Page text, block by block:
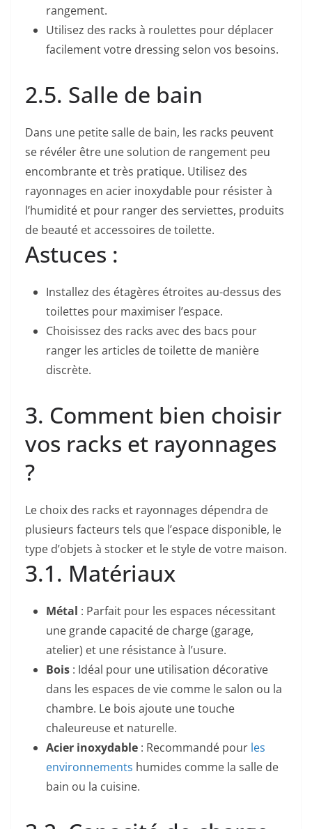
rangement.
Utilisez des racks à roulettes pour déplacer
facilement votre dressing selon vos besoins.
2.5. Salle de bain
Dans une petite salle de bain, les racks peuvent
se révéler être une solution de rangement peu
encombrante et très pratique. Utilisez des
rayonnages en acier inoxydable pour résister à
l’humidité et pour ranger des serviettes, produits
de beauté et accessoires de toilette.
Astuces :
Installez des étagères étroites au-dessus des
toilettes pour maximiser l’espace.
Choisissez des racks avec des bacs pour
ranger les articles de toilette de manière
discrète.
3. Comment bien choisir
vos racks et rayonnages
?
Le choix des racks et rayonnages dépendra de
plusieurs facteurs tels que l’espace disponible, le
type d’objets à stocker et le style de votre maison.
3.1. Matériaux
Métal : Parfait pour les espaces nécessitant
une grande capacité de charge (garage,
atelier) et une résistance à l’usure.
Bois : Idéal pour une utilisation décorative
dans les espaces de vie comme le salon ou la
chambre. Le bois ajoute une touche
chaleureuse et naturelle.
Acier inoxydable : Recommandé pour les
environnements humides comme la salle de
bain ou la cuisine.